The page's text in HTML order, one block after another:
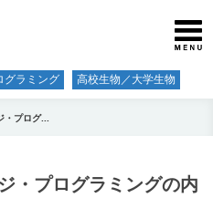
グラミング 高校生物／大学生物
・プログ...
・プログラミングの内